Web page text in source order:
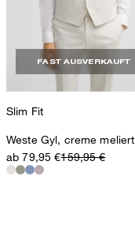
FAST AUSVERKAUFT
Slim Fit
Weste Gyl, creme meliert
ab 79,95 €159,95 €